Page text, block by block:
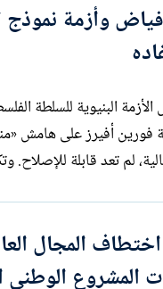
وأزمة نموذج
المقال الأزمة البنيوية
أفيرز على هامش
لم تعد قابلة
المجال
المشروع الوطني